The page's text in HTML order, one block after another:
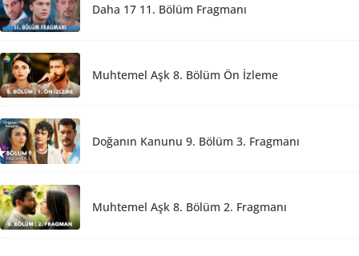
Daha 17 11. Bölüm Fragmanı
Muhtemel Aşk 8. Bölüm Ön İzleme
Doğanın Kanunu 9. Bölüm 3. Fragmanı
Muhtemel Aşk 8. Bölüm 2. Fragmanı